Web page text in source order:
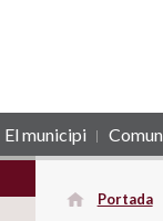
El municipi
Portada